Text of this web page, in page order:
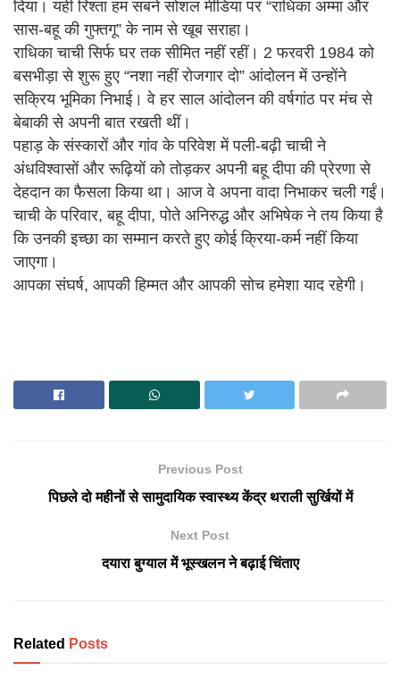
दिया। यही रिश्ता हम सबने सोशल मीडिया पर “राधिका अम्मा और
सास-बहू की गुफ्तगू” के नाम से खूब सराहा।
राधिका चाची सिर्फ घर तक सीमित नहीं रहीं। 2 फरवरी 1984 को
बसभीड़ा से शुरू हुए “नशा नहीं रोजगार दो” आंदोलन में उन्होंने
सक्रिय भूमिका निभाई। वे हर साल आंदोलन की वर्षगांठ पर मंच से
बेबाकी से अपनी बात रखती थीं।
पहाड़ के संस्कारों और गांव के परिवेश में पली-बढ़ी चाची ने
अंधविश्वासों और रूढ़ियों को तोड़कर अपनी बहू दीपा की प्रेरणा से
देहदान का फैसला किया था। आज वे अपना वादा निभाकर चली गईं।
चाची के परिवार, बहू दीपा, पोते अनिरुद्ध और अभिषेक ने तय किया है
कि उनकी इच्छा का सम्मान करते हुए कोई क्रिया-कर्म नहीं किया
जाएगा।
आपका संघर्ष, आपकी हिम्मत और आपकी सोच हमेशा याद रहेगी।
Previous Post
पिछले दो महीनों से सामुदायिक स्वास्थ्य केंद्र थराली सुर्खियों में
Next Post
दयारा बुग्याल में भूस्खलन ने बढ़ाई चिंताए
Related Posts